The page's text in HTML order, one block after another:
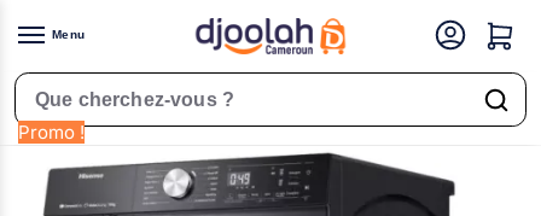
Menu
Rechercher un produit
Accueil Gros Électromenager Machine à Laver – HISENSE – Automatique – 12KG
Promo !